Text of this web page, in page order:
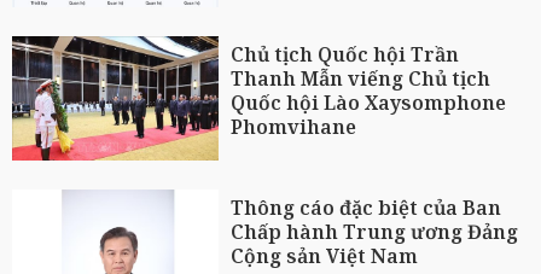
Chủ tịch Quốc hội Trần
Thanh Mẫn viếng Chủ tịch
Quốc hội Lào Xaysomphone
Phomvihane
Thông cáo đặc biệt của Ban
Chấp hành Trung ương Đảng
Cộng sản Việt Nam